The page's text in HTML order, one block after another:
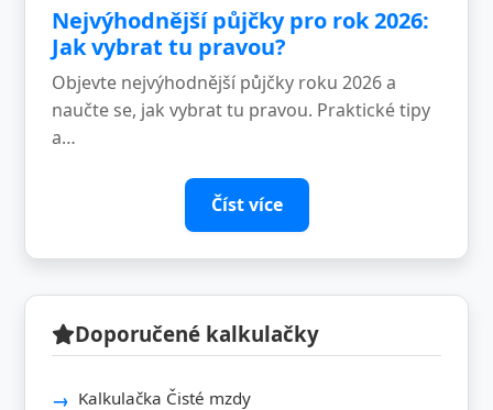
Nejvýhodnější půjčky pro rok 2026:
Jak vybrat tu pravou?
Objevte nejvýhodnější půjčky roku 2026 a
naučte se, jak vybrat tu pravou. Praktické tipy
a…
Číst více
Doporučené kalkulačky
Kalkulačka Čisté mzdy